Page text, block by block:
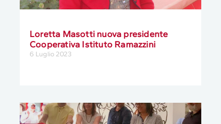
Loretta Masotti nuova presidente
Cooperativa Istituto Ramazzini
6 Luglio 2023